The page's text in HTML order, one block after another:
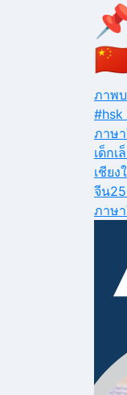
ภาพ
#hsk
ภาษ
เด็กเ
เชียง
จีน
ภาษ